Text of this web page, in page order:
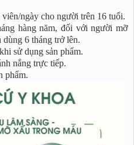
ngày cho người trên 16 tuổi.
hàng năm, đối với người mỡ
dùng 6 tháng trở lên.
sử dụng sản phẩm.
nắng trực tiếp.
phẩm.